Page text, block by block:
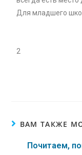
Для младшего
2
ВАМ ТАКЖЕ
Почитаем,